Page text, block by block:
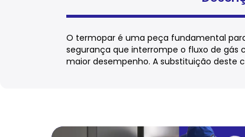
O termopar é uma peça fundamental
segurança que interrompe o fluxo de gás
maior desempenho. A substituição deste